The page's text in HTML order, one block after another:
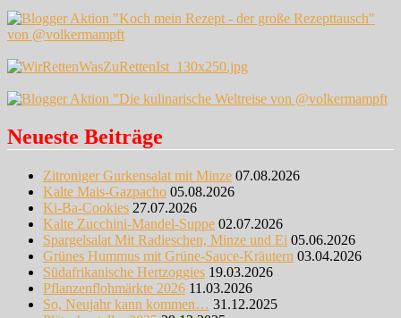
Neueste Beiträge
Zitroniger Gurkensalat mit Minze 07.08.2026
Kalte Mais-Gazpacho 05.08.2026
Ki-Ba-Cookies 27.07.2026
Kalte Zucchini-Mandel-Suppe 02.07.2026
Spargelsalat Mit Radieschen, Minze und Ei 05.06.2026
Grünes Hummus mit Grüne-Sauce-Kräutern 03.04.2026
Südafrikanische Hertzoggies 19.03.2026
Pflanzenflohmärkte 2026 11.03.2026
So, Neujahr kann kommen… 31.12.2025